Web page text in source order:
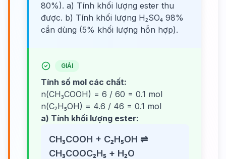
80%). a) Tính khối lượng ester thu
được. b) Tính khối lượng H₂SO₄ 98%
cần dùng (5% khối lượng hỗn hợp).
GIẢI
Tính số mol các chất:
n(CH₃COOH) = 6 / 60 = 0.1 mol
n(C₂H₅OH) = 4.6 / 46 = 0.1 mol
a) Tính khối lượng ester:
CH₃COOH + C₂H₅OH ⇌
CH₃COOC₂H₅ + H₂O